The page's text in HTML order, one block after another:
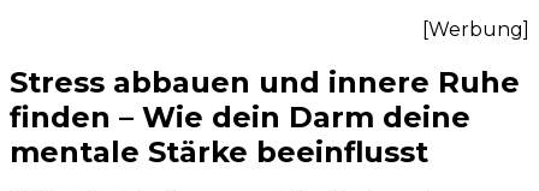
[Werbung]
Stress abbauen und innere Ruhe
finden – Wie dein Darm deine
mentale Stärke beeinflusst